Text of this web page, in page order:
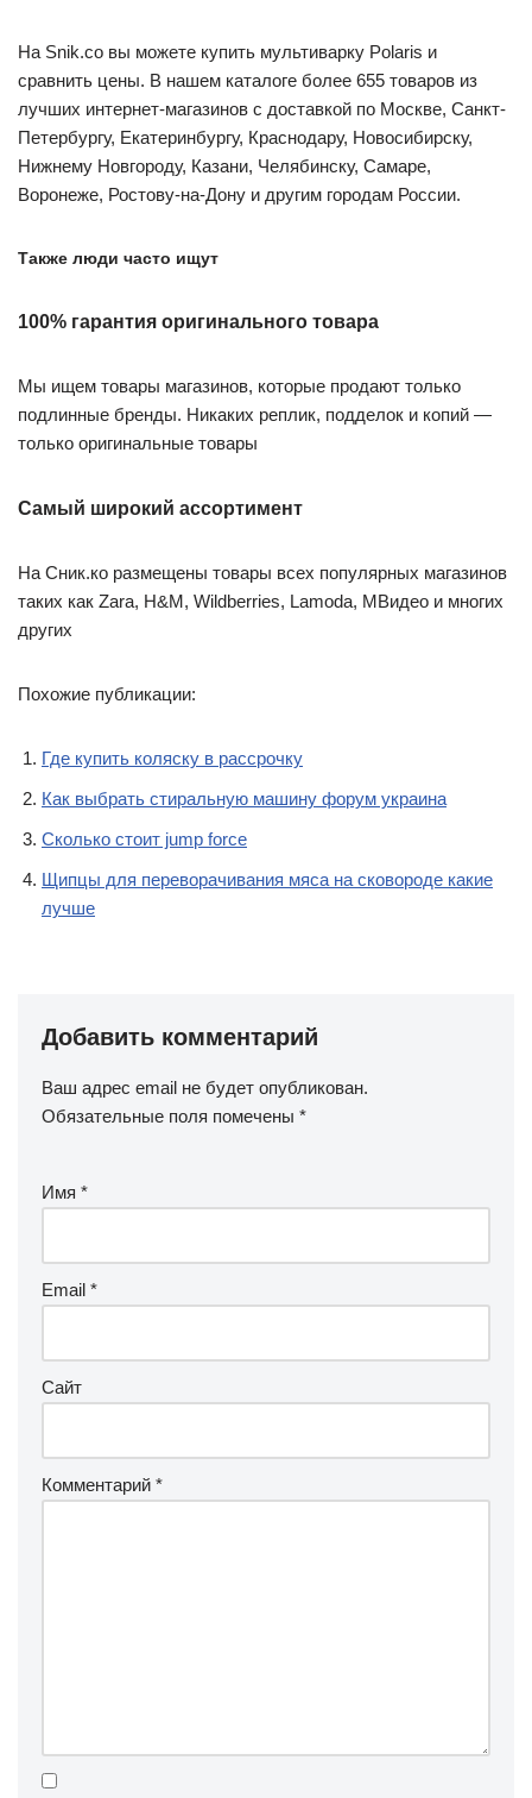
На Snik.co вы можете купить мультиварку Polaris и
сравнить цены. В нашем каталоге более 655 товаров из
лучших интернет-магазинов с доставкой по Москве, Санкт-
Петербургу, Екатеринбургу, Краснодару, Новосибирску,
Нижнему Новгороду, Казани, Челябинску, Самаре,
Воронеже, Ростову-на-Дону и другим городам России.
Также люди часто ищут
100% гарантия оригинального товара
Мы ищем товары магазинов, которые продают только
подлинные бренды. Никаких реплик, подделок и копий —
только оригинальные товары
Самый широкий ассортимент
На Сник.ко размещены товары всех популярных магазинов
таких как Zara, H&M, Wildberries, Lamoda, МВидео и многих
других
Похожие публикации:
Где купить коляску в рассрочку
Как выбрать стиральную машину форум украина
Сколько стоит jump force
Щипцы для переворачивания мяса на сковороде какие
лучше
Добавить комментарий
Ваш адрес email не будет опубликован.
Обязательные поля помечены *
Имя *
Email *
Сайт
Комментарий *